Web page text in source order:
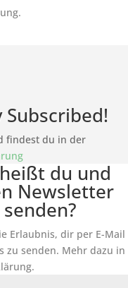
Subscribed!
findest du in der
du und
Newsletter
Erlaubnis, dir per E-Mail
zu senden. Mehr dazu in